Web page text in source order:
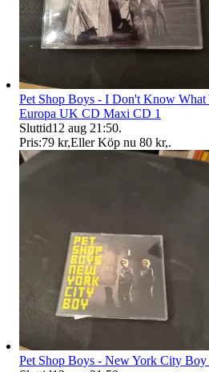
Pet Shop Boys - I Don't Know
Europa UK CD Maxi CD 1
Sluttid12 aug 21:50.
Pris:79 kr,Eller Köp nu 80 kr,.
Pet Shop Boys - New York City